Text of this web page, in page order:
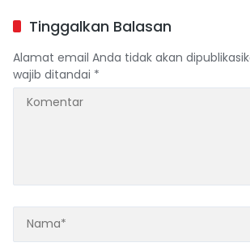
Tinggalkan Balasan
Alamat email Anda tidak akan
wajib ditandai *